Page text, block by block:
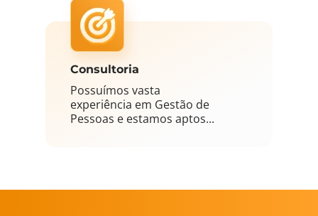
Consultoria
Possuímos vasta
experiência em Gestão de
Pessoas e estamos aptos...